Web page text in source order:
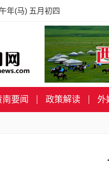
年(马) 五月初四
南要闻 政策解读 外